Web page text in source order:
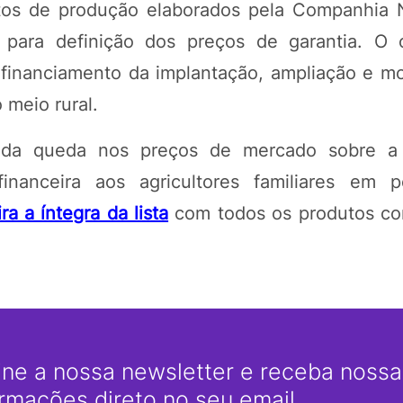
de produção elaborados pela Companhia
definição dos preços de garantia. O
da implantação, ampliação e
meio rural.
queda nos preços de mercado sobre
aos agricultores familiares em
a íntegra da lista com todos os produtos
a nossa newsletter e receba